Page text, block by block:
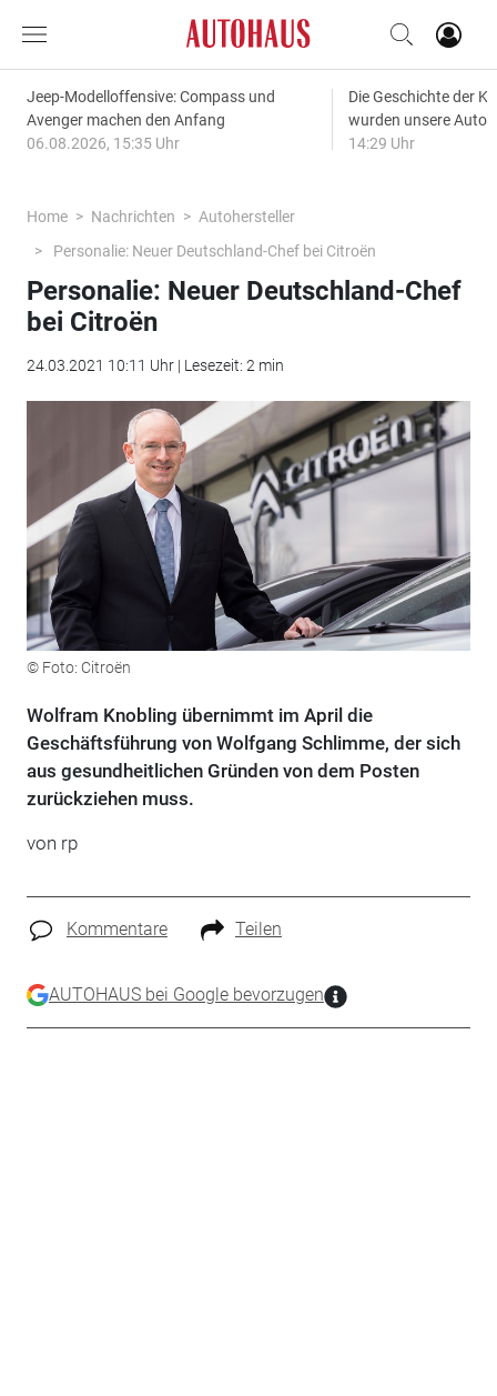
Jeep-Modelloffensive: Compass und
Avenger machen den Anfang
06.08.2026, 15:35 Uhr
Die Geschichte der
wurden unsere
14:29 Uhr
Home Nachrichten
Autohersteller
Personalie: Neuer Deutschland-Chef bei Citroën
Personalie: Neuer Deutschland-Chef
bei Citroën
24.03.2021 10:11 Uhr | Lesezeit: 2 min
© Foto: Citroën
Wolfram Knobling übernimmt im April die
Geschäftsführung von Wolfgang Schlimme, der sich
aus gesundheitlichen Gründen von dem Posten
zurückziehen muss.
von rp
Kommentare Teilen
AUTOHAUS bei Google bevorzugen